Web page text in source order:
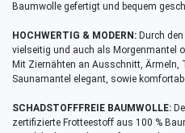
Baumwolle gefertigt und bequem
HOCHWERTIG & MODERN: Durch
vielseitig und auch als Morgenmantel
Mit Ziernähten an Ausschnitt, Ärmeln,
Saunamantel elegant, sowie
SCHADSTOFFFREIE BAUMWOLLE:
zertifizierte Frotteestoff aus 100 %